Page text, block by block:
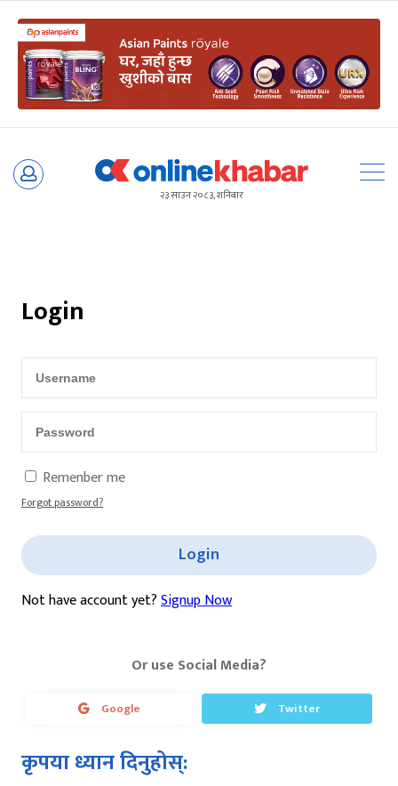
Skip
२३ साउन २०८३, शनिबार
Login
Remenber me
Forgot password?
Login
Not have account yet?Signup Now
Or use Social Media?
Google Twitter
कृपया ध्यान दिनुहोस्: